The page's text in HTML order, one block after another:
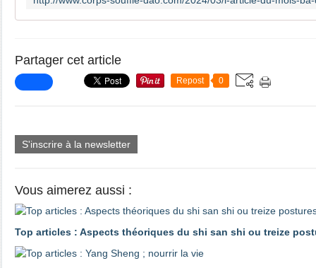
Partager cet article
Repost 0
S'inscrire à la newsletter
Vous aimerez aussi :
Top articles : Aspects théoriques du shi san shi ou treize